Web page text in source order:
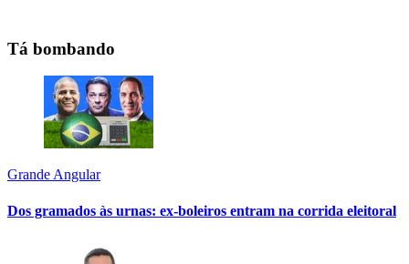
Tá bombando
Grande Angular
Dos gramados às urnas: ex-boleiros entram na corrida eleitoral